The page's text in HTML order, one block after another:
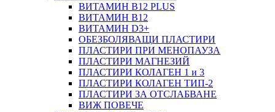
ВИТАМИН B12 PLUS
ВИТАМИН B12
ВИТАМИН D3+
ОБЕЗБОЛЯВАЩИ ПЛАСТИРИ
ПЛАСТИРИ ПРИ МЕНОПАУЗА
ПЛАСТИРИ МАГНЕЗИЙ
ПЛАСТИРИ КОЛАГЕН 1 и 3
ПЛАСТИРИ КОЛАГЕН ТИП-2
ПЛАСТИРИ ЗА ОТСЛАБВАНЕ
ВИЖ ПОВЕЧЕ